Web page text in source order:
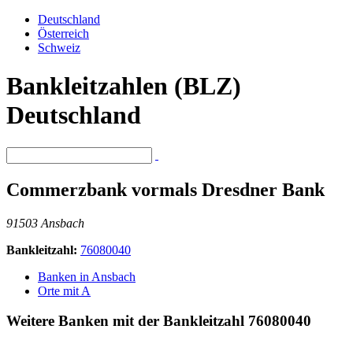
Deutschland
Österreich
Schweiz
Bankleitzahlen (BLZ)
Deutschland
Commerzbank vormals Dresdner Bank
91503 Ansbach
Bankleitzahl: 76080040
Banken in Ansbach
Orte mit A
Weitere Banken mit der Bankleitzahl 76080040